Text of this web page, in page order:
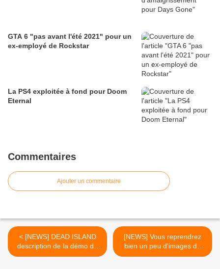
GTA 6 "pas avant l'été 2021" pour un
ex-employé de Rockstar
La PS4 exploitée à fond pour Doom
Eternal
Commentaires
Ajouter un commentaire
< [NEWS] DEAD ISLAND
description de la démo du
GDC + nouvelles images
[NEWS] Vous reprendrez
bien un peu d'images de
Battlefield 3 >